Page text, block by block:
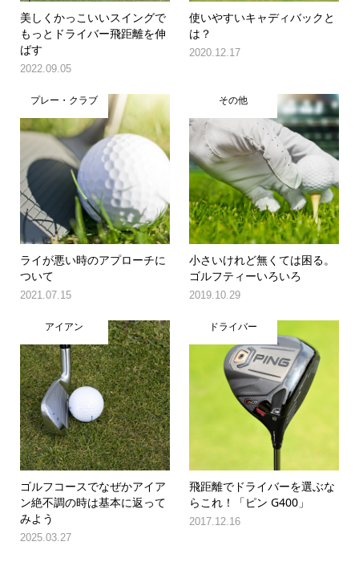
美しくかっこいいスイングで
もっとドライバー飛距離を伸
ばす
2022.09.05
使いやすいキャディバックと
は？
2020.12.17
プレー・クラブ
ライが悪い時のアプローチに
ついて
2021.07.15
その他
小さいけれど無くては困る。
ゴルフティーいろいろ
2019.10.29
アイアン
ゴルフコースでなぜかアイア
ン絶不調の時は基本に返って
みよう
2025.03.27
ドライバー
飛距離でドライバーを選ぶな
らこれ！「ピン G400」
2017.12.16